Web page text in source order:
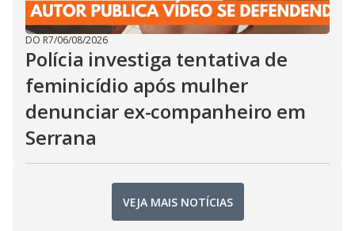
DO R7/06/08/2026
Polícia investiga tentativa de
feminicídio após mulher
denunciar ex-companheiro em
Serrana
VEJA MAIS NOTÍCIAS